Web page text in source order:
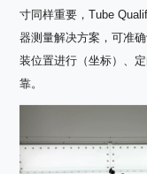
寸同样重要，Tube
器测量解决方案，可准
装位置进行（坐标）、
靠。